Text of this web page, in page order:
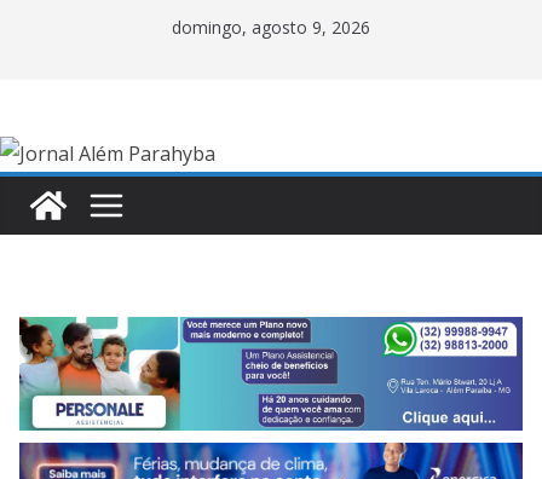
domingo, agosto 9, 2026